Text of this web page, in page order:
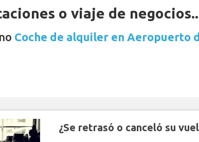
o viaje de
Coche de alquiler en Aeropuerto
¿Se retrasó o canceló su